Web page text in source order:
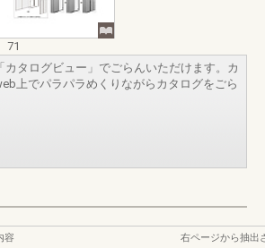
71
カタログビュー」でごらんいただけます。カ
上でパラパラめくりながらカタログをごら
容
右ページから抽出